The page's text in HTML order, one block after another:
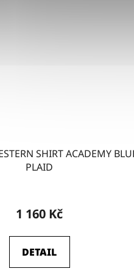
SHIRT ACADEMY
PLAID
1 160 Kč
DETAIL